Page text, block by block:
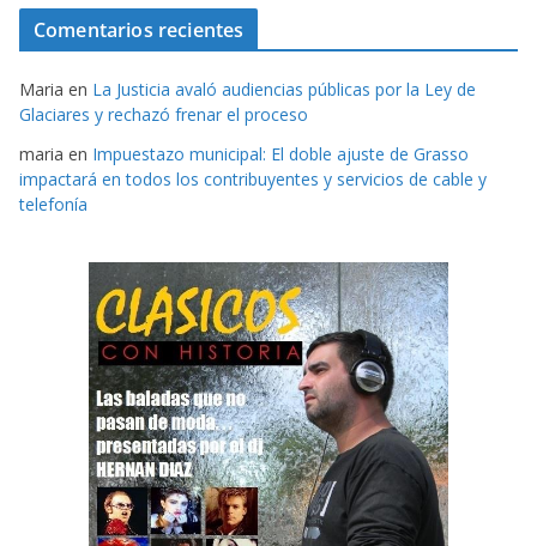
Comentarios recientes
Maria en La Justicia avaló audiencias públicas por la Ley de
Glaciares y rechazó frenar el proceso
maria en Impuestazo municipal: El doble ajuste de Grasso
impactará en todos los contribuyentes y servicios de cable y
telefonía